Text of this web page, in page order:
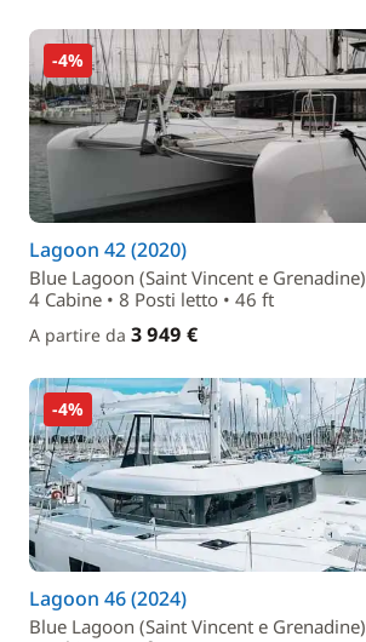
-4%
Lagoon 42 (2020)
Blue Lagoon (Saint Vincent e Grenadine)
4 Cabine • 8 Posti letto • 46 ft
A partire da 3 949 €
-4%
Lagoon 46 (2024)
Blue Lagoon (Saint Vincent e Grenadine)